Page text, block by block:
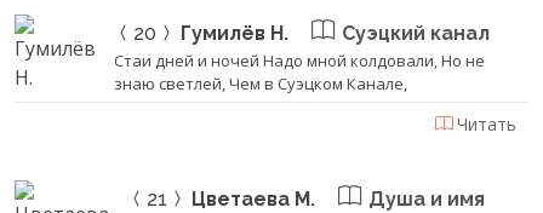
20 Гумилёв Н. Суэцкий канал
Стаи дней и ночей Надо мной колдовали, Но не
знаю светлей, Чем в Суэцком Канале,
Читать
21 Цветаева М. Душа и имя